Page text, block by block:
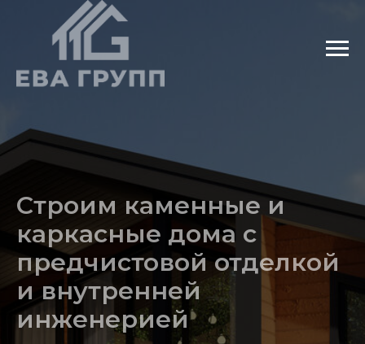
Строим каменные и
каркасные дома с
предчистовой отделкой
и внутренней
инженерией